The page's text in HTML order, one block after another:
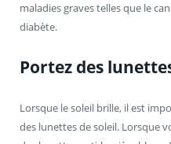
maladies graves telles que le
diabète.
Portez des
Lorsque le soleil brille, il est
des lunettes de soleil. Lorsque